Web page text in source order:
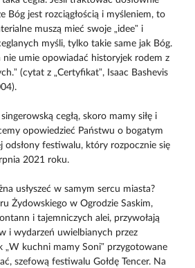
Bóg jest rozciągłością i myśleniem, to
muszą mieć swoje „idee” i
myśli, tylko takie same jak Bóg.
nie umie opowiadać historyjek rodem z
(cytat z „Certyfikat”, Isaac Bashevis
cegłą, skoro mamy siłę i
opowiedzieć Państwu o bogatym
odsłony festiwalu, który rozpocznie się
2021 roku.
usłyszeć w samym sercu miasta?
Żydowskiego w Ogrodzie Saskim,
i tajemniczych alei, przywołają
i wydarzeń uwielbianych przez
„W kuchni mamy Soni” przygotowane
szefową festiwalu Gołdę Tencer. Na